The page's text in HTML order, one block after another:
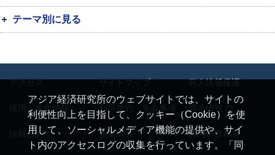
テーマ別に見る
アジア経済研究所のウェブサイトでは、サイトの
利便性向上を目指して、クッキー（Cookie）を使
用して、ソーシャルメディア機能の提供や、サイ
ト内のアクセスログの収集を行っています。「同
アクセス サイトマップ 個人情報保護
採用・募集情報 利用規約・免責事項
情報公開 推奨環境 お問い合わせ